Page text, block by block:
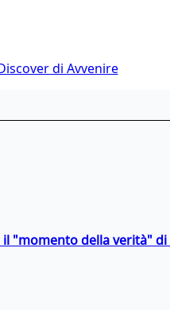
di Avvenire
"momento della verità" di